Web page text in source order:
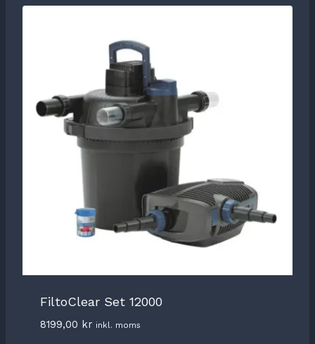
FiltoClear Set 12000
8199,00 kr inkl. moms